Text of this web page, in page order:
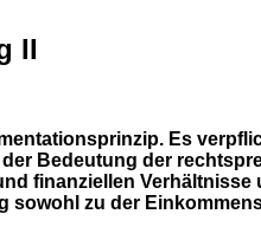
II
Es
Bedeutung der
finanziellen Verhältnisse
sowohl zu der